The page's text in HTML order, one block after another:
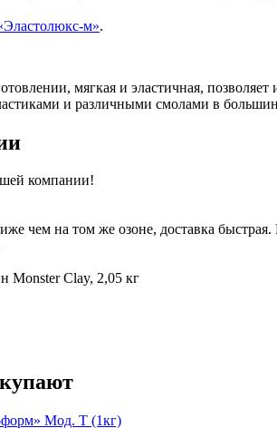
м».
мягкая и эластичная,
и различными смолами в
компании!
чем на том же озоне, доставка быстрая.
Monster Clay, 2,05 кг